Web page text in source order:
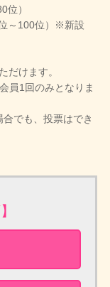
位）
～100位）※新設
だけます。
員1回のみとなりま
でも、投票はでき